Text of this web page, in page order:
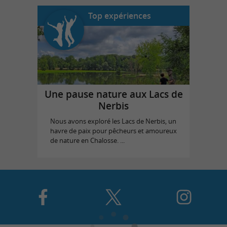
Top expériences
Une pause nature aux Lacs de
Nerbis
Nous avons exploré les Lacs de Nerbis, un
havre de paix pour pêcheurs et amoureux
de nature en Chalosse. ...